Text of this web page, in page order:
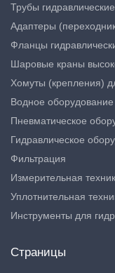
Трубы
Адаптеры
Фланцы
Шаровые краны
Хомуты (крепления)
Водное оборудование
Пневматическое
Гидравлическое
Фильтрация
Измерительная
Уплотнительная
Инструменты для
Страницы